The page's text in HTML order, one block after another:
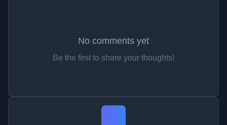
No comments yet
Be the first to share your thoughts!